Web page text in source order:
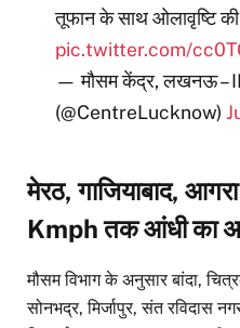
तूफान के साथ ओलावृष्टि की
pic.twitter.com/
— मौसम केंद्र, लखनऊ –
(@CentreLucknow)
मेरठ, गाजियाबाद,
Kmph तक आंधी का
मौसम विभाग के अनुसार बांदा,
सोनभद्र, मिर्जापुर, संत रविदास